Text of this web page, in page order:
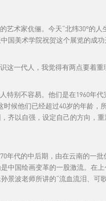
艺术家伉俪。今天“北纬30°的
国美术学院祝贺这个展览的成功
这一代人，我觉得有两点要着重
特别不容易。他们是在1960年
候他们已经超过40岁的年龄
齐以自强，设定自己的方向，
年代的中后期，由在云南的一
中国绘画变革的一股激流。在
景波老师所讲的“流血流泪、可